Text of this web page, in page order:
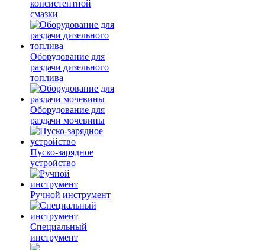
консистентной
смазки
Оборудование для
раздачи дизельного
топлива
Оборудование для
раздачи мочевины
Пуско-зарядное
устройство
Ручной инструмент
Специальный
инструмент